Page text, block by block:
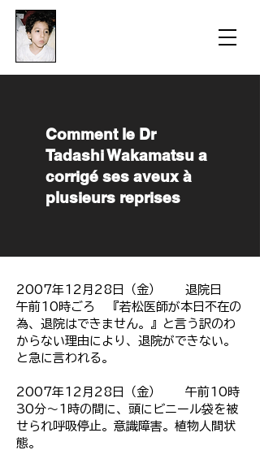
​Comment le Dr
Tadashi Wakamatsu a
corrigé ses aveux à
plusieurs reprises
2007年12月28日（金） 退院日
午前10時ごろ 『若松医師が本日不在の
為、退院はできません。』と言う訳のわ
からない理由により、退院ができない。
と急に言われる。
2007年12月28日（金） 午前10時
30分～1時の間に、頭にビニール袋を被
せられ呼吸停止。意識障害。植物人間状
態。